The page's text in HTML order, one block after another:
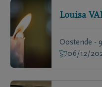
Louisa
Oostende -
06/12/